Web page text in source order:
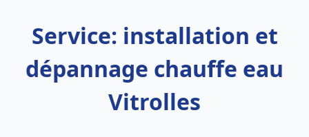
Service: installation et
dépannage chauffe eau
Vitrolles